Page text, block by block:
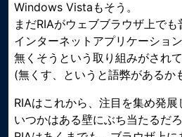
Windows Vistaもそう。
まだRIAがウェブブラウザ上で
インターネットアプリケーショ
無くそうという取り組みがされて
(無くす、というと語弊がある
RIAはこれから、注目を集め発展
いつかはある壁にぶち当たるだ